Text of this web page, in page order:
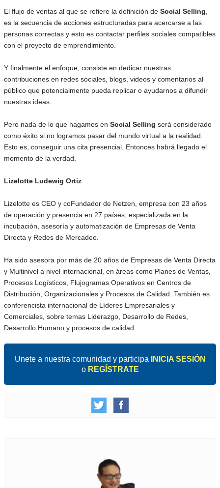
El flujo de ventas al que se refiere la definición de Social Selling
es la secuencia de acciones estructuradas para acercarse a las
personas correctas y esto es contactar perfiles sociales compatibles
con el proyecto de emprendimiento.
Y finalmente el enfoque, consiste en dedicar nuestras
contribuciones en redes sociales, blogs, videos y comentarios al
público que potencialmente pueda replicar o ayudarnos a difundir
nuestras ideas.
Pero nada de lo que hagamos en Social Selling será considerado
como éxito si no logramos pasar del mundo virtual a la realidad.
Esto es, conseguir una cita presencial. Entonces habrá llegado el
momento de la verdad.
Lizelotte Ludewig Ortiz
Lizelotte es CEO y coFundador de Netzen, empresa con 23 años
de operación y presencia en 27 países, especializada en la
incubación, asesoría y automatización de Empresas de Venta
Directa y Redes de Mercadeo.
Ha sido asesora por más de 20 años de Empresas de Venta Directa
y Multinivel a nivel internacional, en áreas como Planes de Ventas,
Procesos Logísticos, Flujogramas Operativos en Centros de
Distribución, Organizacionales y Procesos de Calidad. También es
conferencista internacional de Líderes Empresariales y
Comerciales, sobre temas Liderazgo, Desarrollo de Redes,
Desarrollo Humano y procesos de calidad.
Unete a nuestra comunidad y participa
INICIA SESIÓN
o REGÍSTRATE